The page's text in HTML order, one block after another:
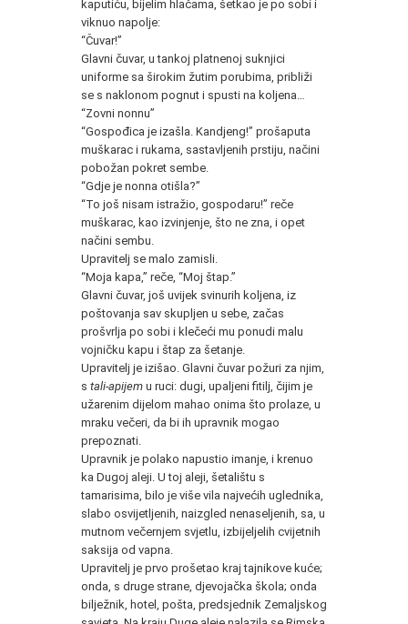
kaputiću, bijelim hlačama, šetkao je po sobi i
viknuo napolje:
“Čuvar!”
Glavni čuvar, u tankoj platnenoj suknjici
uniforme sa širokim žutim porubima, približi
se s naklonom pognut i spusti na koljena…
“Zovni nonnu”
“Gospođica je izašla. Kandjeng!” prošaputa
muškarac i rukama, sastavljenih prstiju, načini
pobožan pokret sembe.
“Gdje je nonna otišla?”
“To još nisam istražio, gospodaru!” reče
muškarac, kao izvinjenje, što ne zna, i opet
načini sembu.
Upravitelj se malo zamisli.
“Moja kapa,” reče, “Moj štap.”
Glavni čuvar, još uvijek svinurih koljena, iz
poštovanja sav skupljen u sebe, začas
prošvrlja po sobi i klečeći mu ponudi malu
vojničku kapu i štap za šetanje.
Upravitelj je izišao. Glavni čuvar požuri za njim,
s tali-apijem u ruci: dugi, upaljeni fitilj, čijim je
užarenim dijelom mahao onima što prolaze, u
mraku večeri, da bi ih upravnik mogao
prepoznati.
Upravnik je polako napustio imanje, i krenuo
ka Dugoj aleji. U toj aleji, šetalištu s
tamarisima, bilo je više vila najvećih uglednika,
slabo osvijetljenih, naizgled nenaseljenih, sa, u
mutnom večernjem svjetlu, izbijeljelih cvijetnih
saksija od vapna.
Upravitelj je prvo prošetao kraj tajnikove kuće;
onda, s druge strane, djevojačka škola; onda
bilježnik, hotel, pošta, predsjednik Zemaljskog